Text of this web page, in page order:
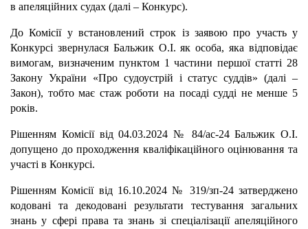
в апеляційних судах (далі – Конкурс).
До Комісії у встановлений строк із заявою про участь у
Конкурсі звернулася Бальжик О.І. як особа, яка відповідає
вимогам, визначеним пунктом 1 частини першої статті 28
Закону України «Про судоустрій і статус суддів» (далі –
Закон), тобто має стаж роботи на посаді судді не менше 5
років.
Рішенням Комісії від 04.03.2024 № 84/ас-24 Бальжик О.І.
допущено до проходження кваліфікаційного оцінювання та
участі в Конкурсі.
Рішенням Комісії від 16.10.2024 № 319/зп-24 затверджено
кодовані та декодовані результати тестування загальних
знань у сфері права та знань зі спеціалізації апеляційного